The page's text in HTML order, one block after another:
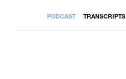
PODCAST TRANSCRIPTS